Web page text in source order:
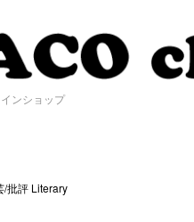
ンショップ
/批評 Literary